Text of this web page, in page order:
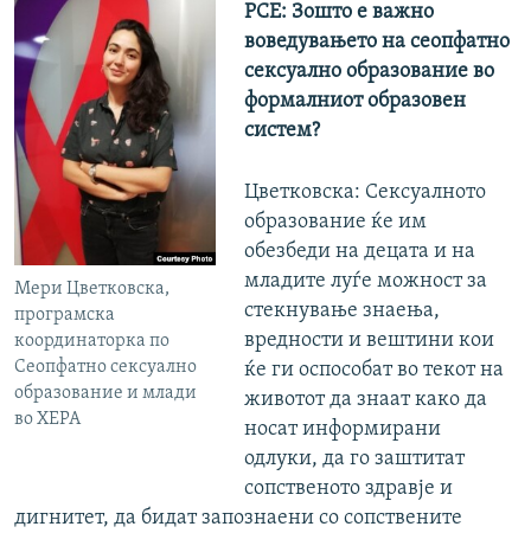
Мери Цветковска,
програмска
координаторка по
Сеопфатно сексуално
образование и млади
во ХЕРА
РСЕ: Зошто е важно
воведувањето на сеопфатно
сексуално образование во
формалниот образовен
систем?
Цветковска: Сексуалното
образование ќе им
обезбеди на децата и на
младите луѓе можност за
стекнување знаења,
вредности и вештини кои
ќе ги оспособат во текот на
животот да знаат како да
носат информирани
одлуки, да го заштитат
сопственото здравје и
дигнитет, да бидат запознаени со сопствените